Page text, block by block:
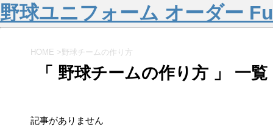
野球ユニフォーム オーダー
HOME >野球チームの作り方
「 野球チームの作り方 」 一覧
記事がありません